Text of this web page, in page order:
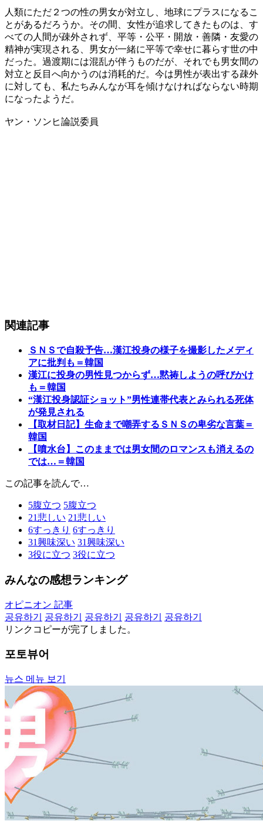
人類にただ２つの性の男女が対立し、地球にプラスになるこ
とがあるだろうか。その間、女性が追求してきたものは、す
べての人間が疎外されず、平等・公平・開放・善隣・友愛の
精神が実現される、男女が一緒に平等で幸せに暮らす世の中
だった。過渡期には混乱が伴うものだが、それでも男女間の
対立と反目へ向かうのは消耗的だ。今は男性が表出する疎外
に対しても、私たちみんなが耳を傾けなければならない時期
になったようだ。
ヤン・ソンヒ論説委員
関連記事
ＳＮＳで自殺予告…漢江投身の様子を撮影したメディ
アに批判も＝韓国
漢江に投身の男性見つからず…黙祷しようの呼びかけ
も＝韓国
“漢江投身認証ショット”男性連帯代表とみられる死体
が発見される
【取材日記】生命まで嘲弄するＳＮＳの卑劣な言葉＝
韓国
【噴水台】このままでは男女間のロマンスも消えるの
では…＝韓国
この記事を読んで…
5腹立つ 5腹立つ
21悲しい 21悲しい
6すっきり 6すっきり
31興味深い 31興味深い
3役に立つ 3役に立つ
みんなの感想ランキング
オピニオン 記事
공유하기
공유하기 공유하기 공유하기
공유하기
リンクコピーが完了しました。
포토뷰어
뉴스 메뉴 보기